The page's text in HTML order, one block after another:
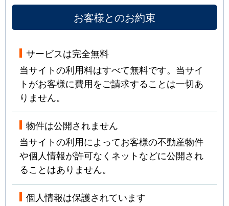
お客様とのお約束
サービスは完全無料
当サイトの利用料はすべて無料です。当サイ
トがお客様に費用をご請求することは一切あ
りません。
物件は公開されません
当サイトの利用によってお客様の不動産物件
や個人情報が許可なくネットなどに公開され
ることはありません。
個人情報は保護されています